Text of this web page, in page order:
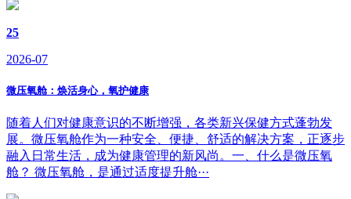
25
2026-07
微压氧舱：焕活身心，氧护健康
随着人们对健康意识的不断增强，各类新兴保健方式蓬勃发
展。微压氧舱作为一种安全、便捷、舒适的解决方案，正逐步
融入日常生活，成为健康管理的新风尚。一、什么是微压氧
舱？ 微压氧舱，是通过适度提升舱···